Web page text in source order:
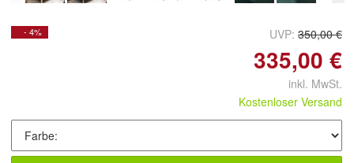
- 4% UVP: 350,00 €
335,00 €
inkl. MwSt.
Kostenloser Versand